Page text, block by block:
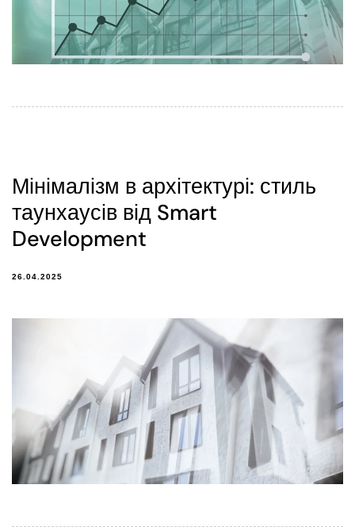
Мінімалізм в архітектурі: стиль
таунхаусів від Smart
Development
26.04.2025